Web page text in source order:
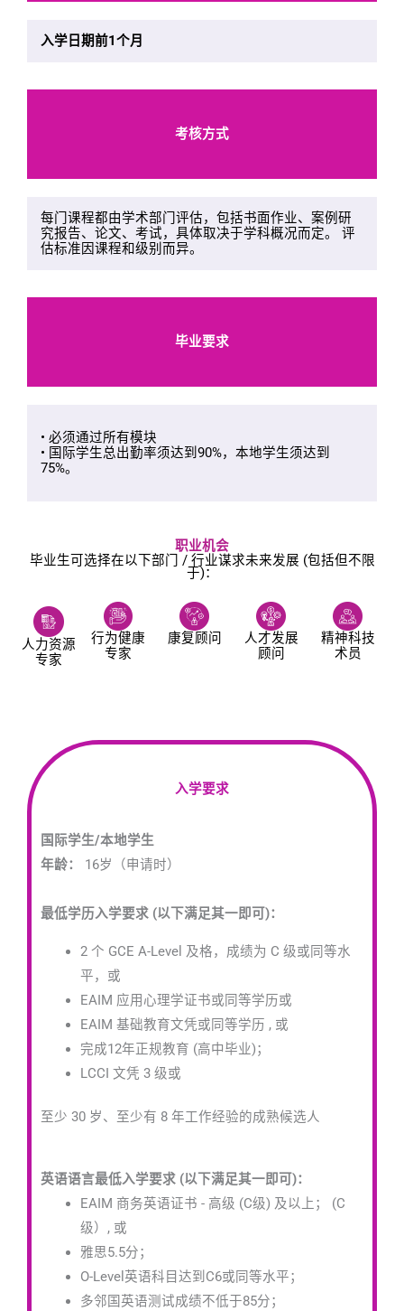
入学日期前1个月
考核方式
每门课程都由学术部门评估，包括书面作业、案例研
究报告、论文、考试，具体取决于学科概况而定。 评
估标准因课程和级别而异。
毕业要求
• 必须通过所有模块
• 国际学生总出勤率须达到90%，本地学生须达到
75%。
职业机会
毕业生可选择在以下部门 / 行业谋求未来发展 (包括但不限
于)：
人力资源
专家
行为健康
专家
康复顾问
人才发展
顾问
精神科技
术员
入学要求
国际学生/本地学生
年龄：
16岁（申请时）
最低学历入学要求 (以下满足其一即可)：
2 个 GCE A-Level 及格，成绩为 C 级或同等水
平，或
EAIM 应用心理学证书或同等学历或
EAIM 基础教育文凭或同等学历 , 或
完成12年正规教育 (高中毕业)；
LCCI 文凭 3 级或
至少 30 岁、至少有 8 年工作经验的成熟候选人
英语语言最低入学要求 (以下满足其一即可)：
EAIM 商务英语证书 - 高级 (C级) 及以上； (C
级） , 或
雅思5.5分；
O-Level英语科目达到C6或同等水平；
多邻国英语测试成绩不低于85分；